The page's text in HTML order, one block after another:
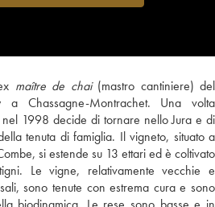
maître de chai(mastro cantiniere) del
Chassagne-Montrachet. Una volta
1998 decide di tornare nello Jura e di
tenuta di famiglia. Il vigneto, situato a
si estende su 13 ettari ed è coltivato
Le vigne, relativamente vecchie e
sono tenute con estrema cura e sono